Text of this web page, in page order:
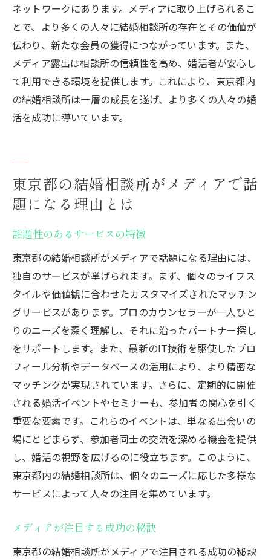
ネットワークにあります。メディアに取り上げられるこ
とで、より多くの人々に結婚相談所の存在とその価値が
伝わり、新たな会員の獲得につながっています。また、
メディア露出は相談所の信頼性を高め、婚活者が安心し
て利用できる環境を提供します。これにより、東京都内
の結婚相談所は一層の成長を遂げ、より多くの人々の婚
活を成功に導いています。
東京都の結婚相談所がメディアで話
題になる理由とは
話題性のあるサービスの特徴
東京都の結婚相談所がメディアで話題になる理由には、
独自のサービスが挙げられます。まず、個々のライフス
タイルや価値観に合わせたカスタマイズされたマッチン
グサービスがあります。プロのカウンセラーが一人ひと
りのニーズを深く理解し、それに沿ったパートナー探し
をサポートします。また、最新のIT技術を駆使したプロ
フィール分析やデータベースの活用により、より精密な
マッチングが実現されています。さらに、定期的に開催
される婚活イベントやセミナーも、参加者の関心を引く
重要な要素です。これらのイベントは、単なる出会いの
場にとどまらず、参加者同士の交流を深める機会を提供
し、婚活の視野を広げるのに役立ちます。このように、
東京都内の結婚相談所は、個々のニーズに応じた多様な
サービスによって人々の注目を集めています。
メディアが注目する成功の秘訣
東京都の結婚相談所がメディアで注目される成功の秘訣